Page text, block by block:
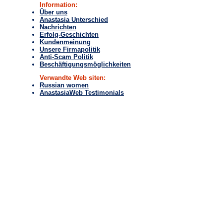
Information:
Über uns
Anastasia Unterschied
Nachrichten
Erfolg-Geschichten
Kundenmeinung
Unsere Firmapolitik
Anti-Scam Politik
Beschäftigungsmöglichkeiten
Verwandte Web siten:
Russian women
AnastasiaWeb Testimonials